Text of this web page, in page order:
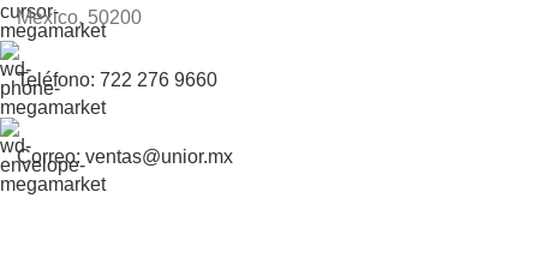
México, 50200
Teléfono: 722 276 9660
Correo: ventas@unior.mx